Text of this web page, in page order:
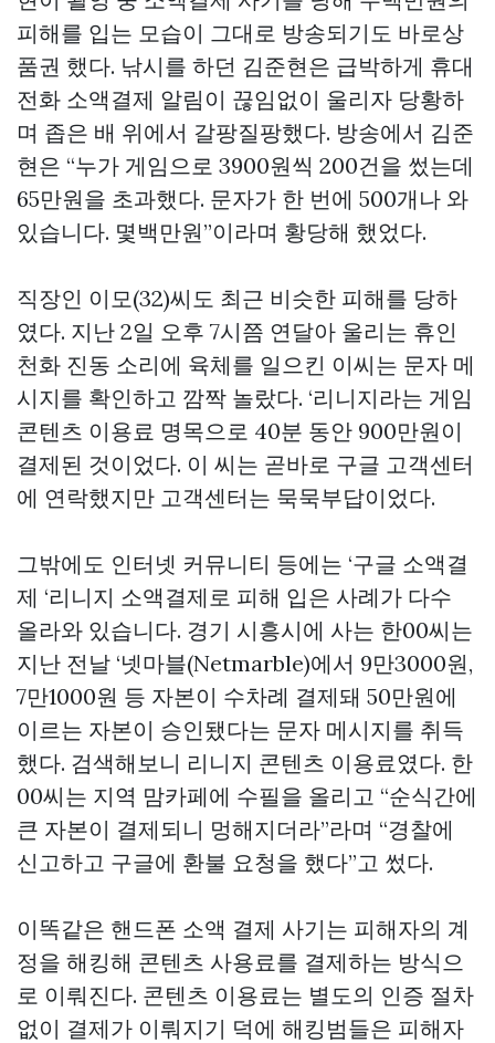
피해를 입는 모습이 그대로 방송되기도 바로상
품권 했다. 낚시를 하던 김준현은 급박하게 휴대
전화 소액결제 알림이 끊임없이 울리자 당황하
며 좁은 배 위에서 갈팡질팡했다. 방송에서 김준
현은 “누가 게임으로 3900원씩 200건을 썼는데
65만원을 초과했다. 문자가 한 번에 500개나 와
있습니다. 몇백만원”이라며 황당해 했었다.
직장인 이모(32)씨도 최근 비슷한 피해를 당하
였다. 지난 2일 오후 7시쯤 연달아 울리는 휴인
천화 진동 소리에 육체를 일으킨 이씨는 문자 메
시지를 확인하고 깜짝 놀랐다. ‘리니지라는 게임
콘텐츠 이용료 명목으로 40분 동안 900만원이
결제된 것이었다. 이 씨는 곧바로 구글 고객센터
에 연락했지만 고객센터는 묵묵부답이었다.
그밖에도 인터넷 커뮤니티 등에는 ‘구글 소액결
제 ‘리니지 소액결제로 피해 입은 사례가 다수
올라와 있습니다. 경기 시흥시에 사는 한00씨는
지난 전날 ‘넷마블(Netmarble)에서 9만3000원,
7만1000원 등 자본이 수차례 결제돼 50만원에
이르는 자본이 승인됐다는 문자 메시지를 취득
했다. 검색해보니 리니지 콘텐츠 이용료였다. 한
00씨는 지역 맘카페에 수필을 올리고 “순식간에
큰 자본이 결제되니 멍해지더라”라며 “경찰에
신고하고 구글에 환불 요청을 했다”고 썼다.
이똑같은 핸드폰 소액 결제 사기는 피해자의 계
정을 해킹해 콘텐츠 사용료를 결제하는 방식으
로 이뤄진다. 콘텐츠 이용료는 별도의 인증 절차
없이 결제가 이뤄지기 덕에 해킹범들은 피해자